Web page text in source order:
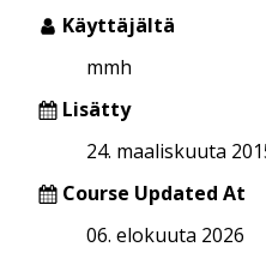
Käyttäjältä
mmh
Lisätty
24. maaliskuuta
Course Updated At
06. elokuuta 2026